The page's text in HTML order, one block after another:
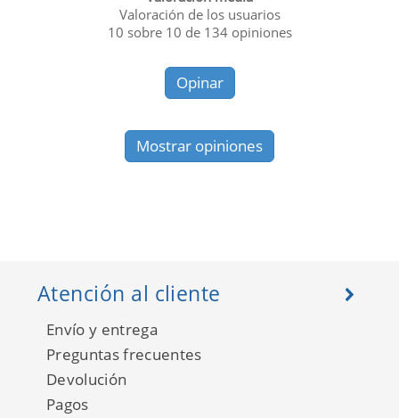
Valoración de los usuarios
10 sobre 10 de 134opiniones
Opinar
Mostrar opiniones
Atención al cliente
Envío y entrega
Preguntas frecuentes
Devolución
Pagos